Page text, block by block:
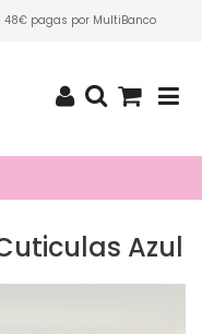
48€ pagas por MultiBanco
Azul